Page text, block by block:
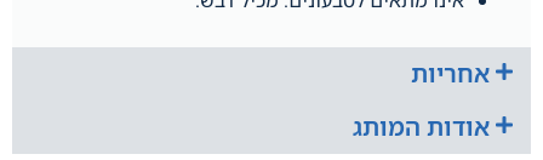
אחריות
אודות המותג